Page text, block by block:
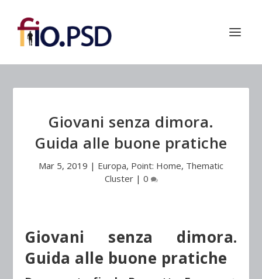
Giovani senza dimora.
Guida alle buone pratiche
Mar 5, 2019 | Europa, Point: Home, Thematic
Cluster| 0
Giovani senza dimora.
Guida alle buone pratiche